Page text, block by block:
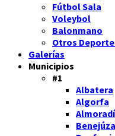
Fútbol Sala
Voleybol
Balonmano
Otros
Galerías
Municipios
#1
Albatera
Algorfa
Almoradí